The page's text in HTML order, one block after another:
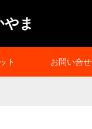
ま
ト お問い合せ